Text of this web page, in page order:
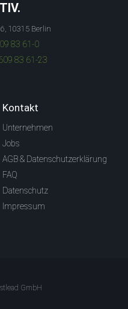
10315 Berlin
83 61-0
83 61-23
Kontakt
Unternehmen
Jobs
AGB & Datenschutzerklärung
FAQ
Datenschutz
Impressum
GmbH